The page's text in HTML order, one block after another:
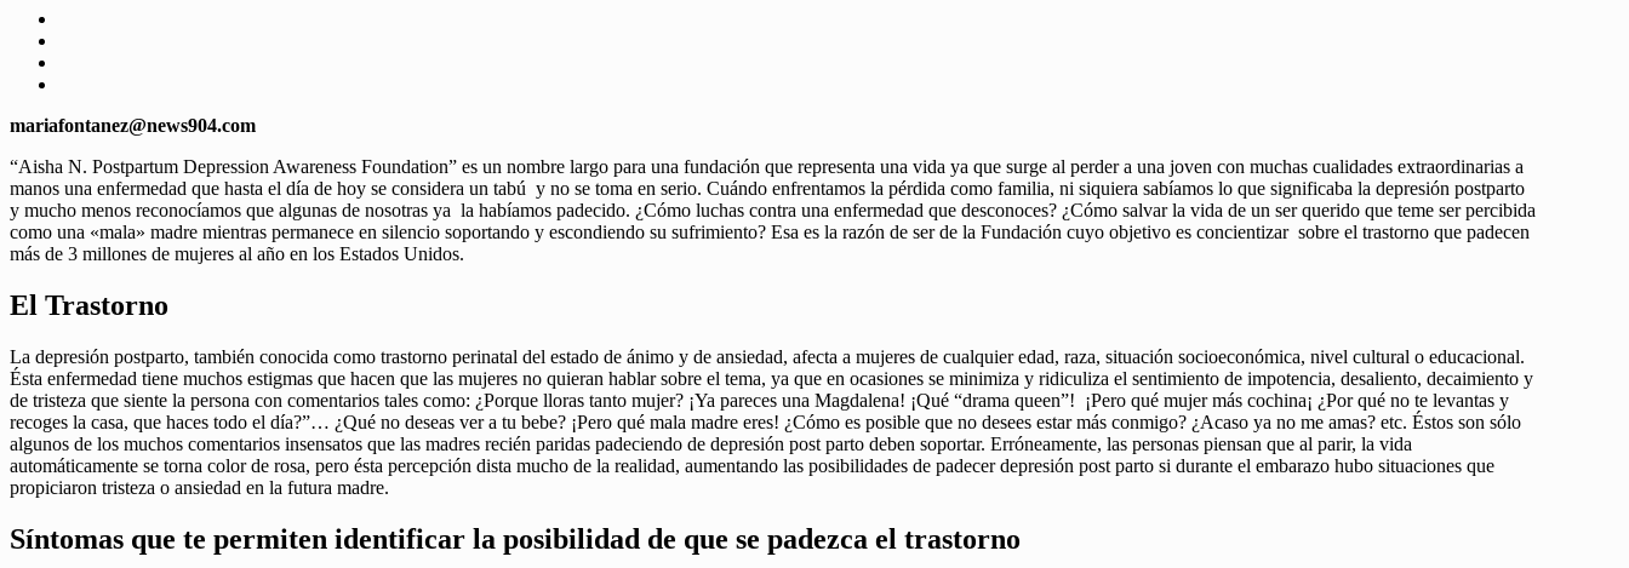
mariafontanez@news904.com
“Aisha N. Postpartum Depression Awareness Foundation” es un nombre largo para una fundación que representa una vida ya que surge al perder a una joven con muchas cualidades extraordinarias a
manos una enfermedad que hasta el día de hoy se considera un tabú y no se toma en serio. Cuándo enfrentamos la pérdida como familia, ni siquiera sabíamos lo que significaba la depresión postparto
y mucho menos reconocíamos que algunas de nosotras ya la habíamos padecido. ¿Cómo luchas contra una enfermedad que desconoces? ¿Cómo salvar la vida de un ser querido que teme ser percibida
como una «mala» madre mientras permanece en silencio soportando y escondiendo su sufrimiento? Esa es la razón de ser de la Fundación cuyo objetivo es concientizar sobre el trastorno que padecen
más de 3 millones de mujeres al año en los Estados Unidos.
El Trastorno
La depresión postparto, también conocida como trastorno perinatal del estado de ánimo y de ansiedad, afecta a mujeres de cualquier edad, raza, situación socioeconómica, nivel cultural o educacional.
Ésta enfermedad tiene muchos estigmas que hacen que las mujeres no quieran hablar sobre el tema, ya que en ocasiones se minimiza y ridiculiza el sentimiento de impotencia, desaliento, decaimiento y
de tristeza que siente la persona con comentarios tales como: ¿Porque lloras tanto mujer? ¡Ya pareces una Magdalena! ¡Qué “drama queen”! ¡Pero qué mujer más cochina¡ ¿Por qué no te levantas y
recoges la casa, que haces todo el día?”… ¿Qué no deseas ver a tu bebe? ¡Pero qué mala madre eres! ¿Cómo es posible que no desees estar más conmigo? ¿Acaso ya no me amas? etc. Éstos son sólo
algunos de los muchos comentarios insensatos que las madres recién paridas padeciendo de depresión post parto deben soportar. Erróneamente, las personas piensan que al parir, la vida
automáticamente se torna color de rosa, pero ésta percepción dista mucho de la realidad, aumentando las posibilidades de padecer depresión post parto si durante el embarazo hubo situaciones que
propiciaron tristeza o ansiedad en la futura madre.
Síntomas que te permiten identificar la posibilidad de que se padezca el trastorno